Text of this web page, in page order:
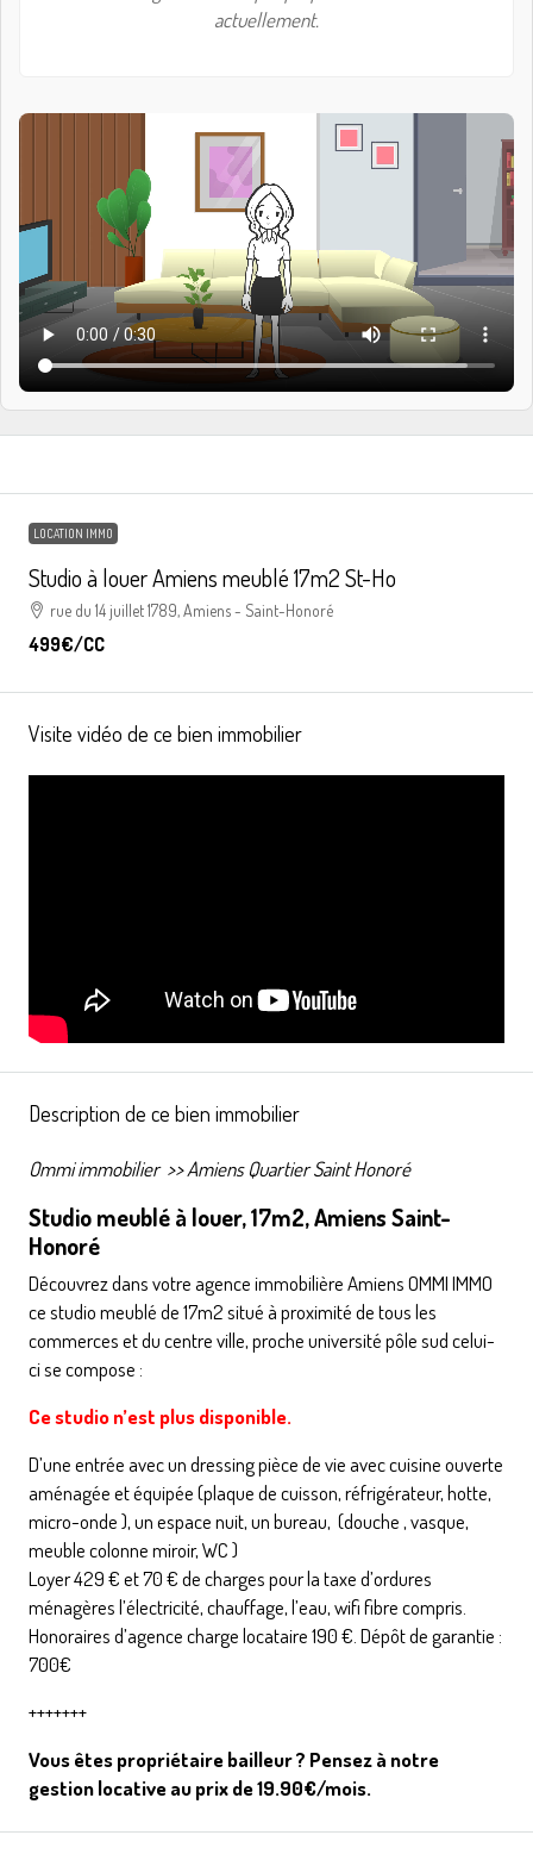
actuellement.
LOCATION IMMO
Studio à louer Amiens meublé 17m2 St-Ho
rue du 14 juillet 1789, Amiens - Saint-Honoré
499€/CC
Visite vidéo de ce bien immobilier
Description de ce bien immobilier
Ommi immobilier>>Amiens Quartier Saint Honoré
Studio meublé à louer, 17m2, Amiens Saint-
Honoré
Découvrez dans votre agence immobilière Amiens OMMI IMMO
ce studio meublé de 17m2 situé à proximité de tous les
commerces et du centre ville, proche université pôle sud celui-
ci se compose :
Ce studio n’est plus disponible.
D’une entrée avec un dressing pièce de vie avec cuisine ouverte
aménagée et équipée (plaque de cuisson, réfrigérateur, hotte,
micro-onde ), un espace nuit, un bureau, (douche , vasque,
meuble colonne miroir, WC )
Loyer 429 € et 70 € de charges pour la taxe d’ordures
ménagères l’électricité, chauffage, l’eau, wifi fibre compris.
Honoraires d’agence charge locataire 190 €. Dépôt de garantie :
700€
+++++++
Vous êtes propriétaire bailleur ? Pensez à notre
gestion locative au prix de 19.90€/mois.